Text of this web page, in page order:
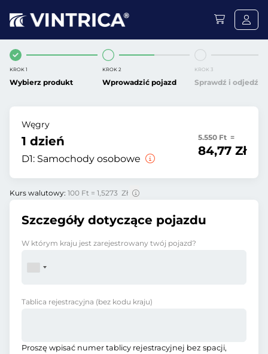
KROK 1
Wybierz produkt
KROK 2
Wprowadzić pojazd
KROK 3
Sprawdź i odjedź
Węgry
1 dzień
D1: Samochody osobowe
5.550 Ft =
84,77 Zł
Kurs walutowy: 100 Ft = 1,5273 Zł
Szczegóły dotyczące pojazdu
W którym kraju jest zarejestrowany twój pojazd?
Tablica rejestracyjna (bez kodu kraju)
Proszę wpisać numer tablicy rejestracyjnej bez spacji,